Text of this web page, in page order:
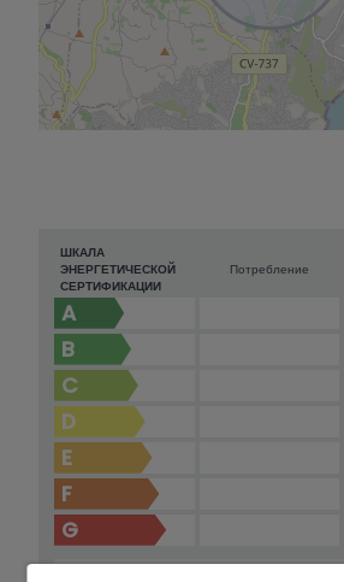
ШКАЛА
ЭНЕРГЕТИЧЕСКОЙ
СЕРТИФИКАЦИИ
Потребление
A
B
C
D
E
F
G